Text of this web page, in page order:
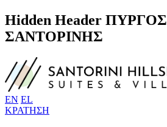
Hidden Header ΠΥΡΓΟΣ
ΣΑΝΤΟΡΙΝΗΣ
EN EL
ΚΡΑΤΗΣΗ